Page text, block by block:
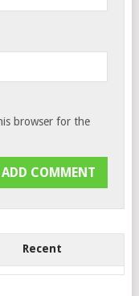
browser for the
Recent